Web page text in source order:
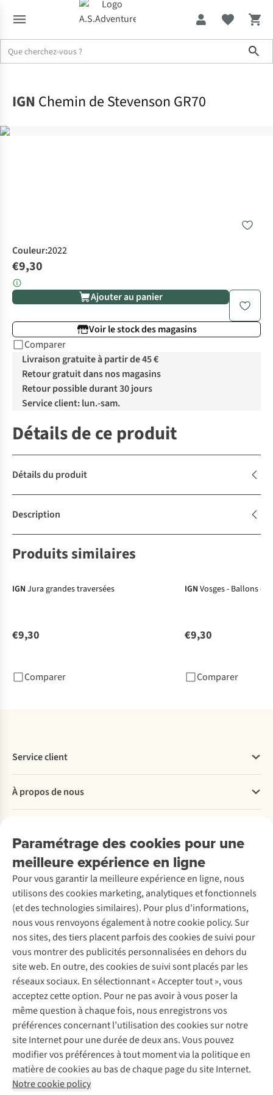
IGN Chemin de Stevenson GR70
Couleur:2022
€9,30
Ajouter au panier
Voir le stock des magasins
Comparer
Livraison gratuite à partir de 45 €
Retour gratuit dans nos magasins
Retour possible durant 30 jours
Service client: lun.-sam.
Détails de ce produit
Détails du produit
Description
Produits similaires
IGN Jura grandes traversées
€9,30
Comparer
IGN Vosges - Ballons
€9,30
Comparer
Paramétrage des cookies pour une
meilleure expérience en ligne
Pour vous garantir la meilleure expérience en ligne, nous
utilisons des cookies marketing, analytiques et fonctionnels
(et des technologies similaires). Pour plus d'informations,
nous vous renvoyons également à notre cookie policy. Sur
nos sites, des tiers placent parfois des cookies de suivi pour
vous montrer des publicités personnalisées en dehors du
site web. En outre, des cookies de suivi sont placés par les
réseaux sociaux. En sélectionnant « Accepter tout », vous
acceptez cette option. Pour ne pas avoir à vous poser la
même question à chaque fois, nous enregistrons vos
préférences concernant l’utilisation des cookies sur notre
site Internet pour une durée de deux ans. Vous pouvez
modifier vos préférences à tout moment via la politique en
matière de cookies au bas de chaque page du site Internet.
Notre cookie policy
Service client
Commander
Payer
Retourner
Rétractation d'une commande
Entretien & réparations
Garantie
Contactez-nous
À propos de nous
Entreprise responsable
À propos d’Ayacucho
Nos magasins
À propos d’A.S.Adventure
Déclaration d'accessibilité
Location / Location sports d’hiver
Seconde-main
Entretien de ski
Service de lavage
Entretien de chaussures
Réparation de chaussures
Réparation de vêtements
Retouches
Pour les entreprises
Découvrez
A.S.Magazine
Explore Camp
Expertise & conseils
Abonnez-vous à la newsletter
Suivez-nous
Mentions légales
Politique de confidentialité
Conditions générales
Cookie Policy